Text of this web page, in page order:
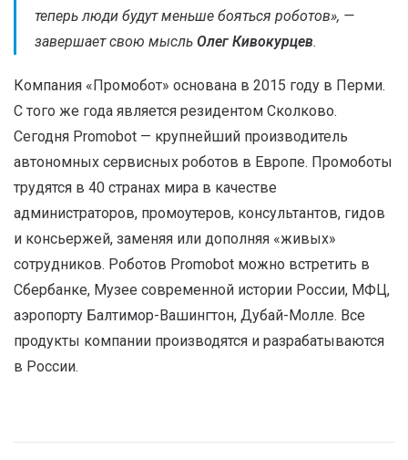
теперь люди будут меньше бояться роботов», —
завершает свою мысль Олег Кивокурцев.
Компания «Промобот» основана в 2015 году в Перми.
С того же года является резидентом Сколково.
Сегодня Promobot — крупнейший производитель
автономных сервисных роботов в Европе. Промоботы
трудятся в 40 странах мира в качестве
администраторов, промоутеров, консультантов, гидов
и консьержей, заменяя или дополняя «живых»
сотрудников. Роботов Promobot можно встретить в
Сбербанке, Музее современной истории России, МФЦ,
аэропорту Балтимор-Вашингтон, Дубай-Молле. Все
продукты компании производятся и разрабатываются
в России.